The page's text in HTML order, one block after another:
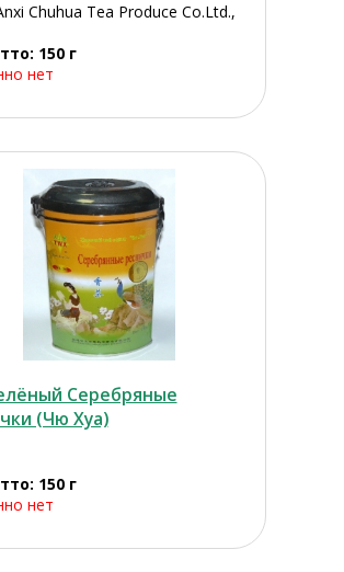
Chuhua Tea Produce Co.Ltd.,
150 г
нет
Серебряные
(Чю Хуа)
150 г
нет